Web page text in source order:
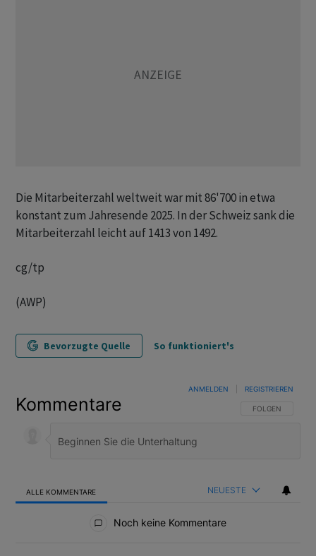
Die Mitarbeiterzahl weltweit war mit 86'700 in etwa
konstant zum Jahresende 2025. In der Schweiz sank die
Mitarbeiterzahl leicht auf 1413 von 1492.
cg/tp
(AWP)
Bevorzugte Quelle So funktioniert's
Kommentare FOLGE DIESER
FOLGEN
ANMELDEN REGISTRIEREN
ALLE KOMMENTARE NEUESTE
Noch keine Kommentare